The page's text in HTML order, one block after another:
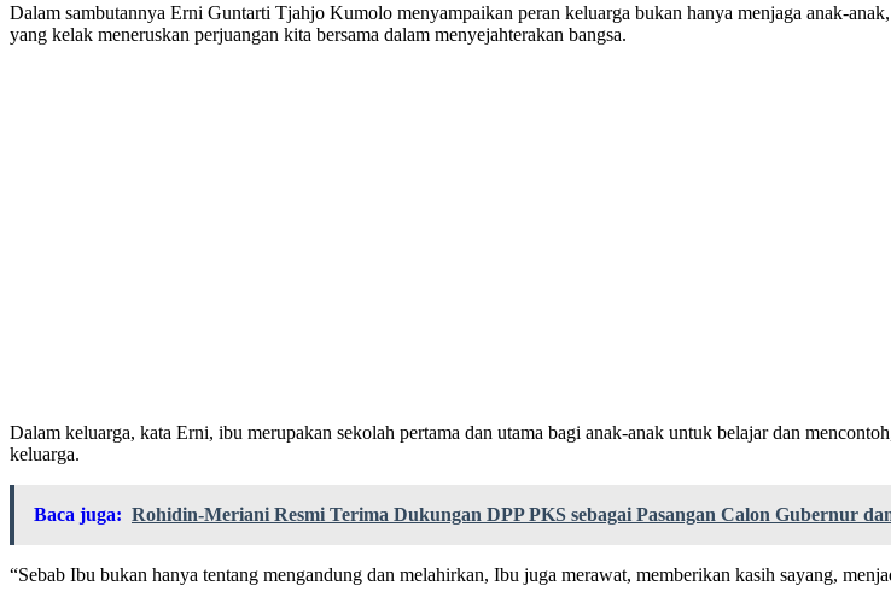
Dalam sambutannya Erni Guntarti Tjahjo Kumolo menyampaikan peran keluarga bukan hanya menjaga anak-
yang kelak meneruskan perjuangan kita bersama dalam menyejahterakan bangsa.
Dalam keluarga, kata Erni, ibu merupakan sekolah pertama dan utama bagi anak-anak untuk belajar dan
keluarga.
Baca juga: Rohidin-Meriani Resmi Terima Dukungan DPP PKS sebagai Pasangan Calon Gubernur
“Sebab Ibu bukan hanya tentang mengandung dan melahirkan, Ibu juga merawat, memberikan kasih sayang,